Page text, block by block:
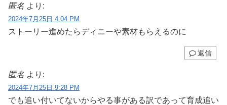
匿名 より:
2024年7月25日 4:04 PM
ストーリー進めたらディニーや素材もらえるのに
返信
匿名 より:
2024年7月25日 9:28 PM
でも追い付いてないからやる事がある訳であって育成追い